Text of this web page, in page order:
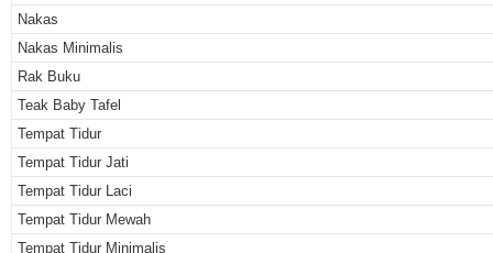
Nakas
Nakas Minimalis
Rak Buku
Teak Baby Tafel
Tempat Tidur
Tempat Tidur Jati
Tempat Tidur Laci
Tempat Tidur Mewah
Tempat Tidur Minimalis